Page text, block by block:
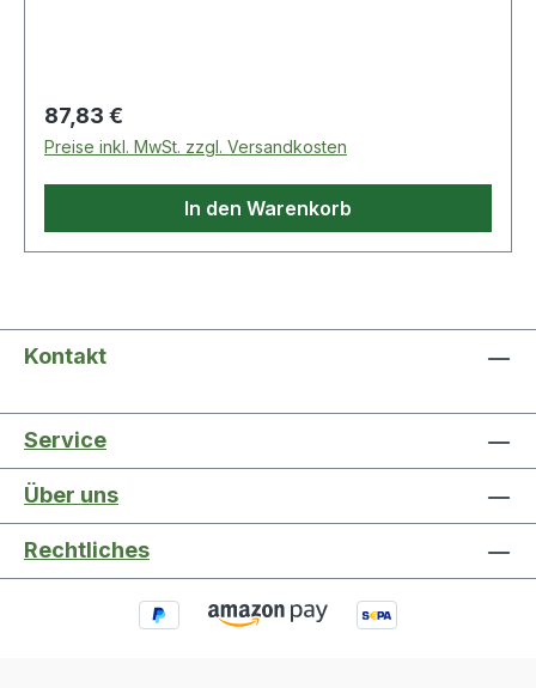
Regulärer Preis:
87,83 €
Preise inkl. MwSt. zzgl. Versandkosten
In den Warenkorb
Kontakt
Service
Über uns
Rechtliches